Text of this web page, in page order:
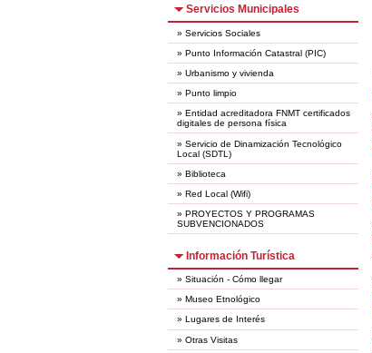
Servicios Municipales
» Servicios Sociales
» Punto Información Catastral (PIC)
» Urbanismo y vivienda
» Punto limpio
» Entidad acreditadora FNMT certificados
digitales de persona física
» Servicio de Dinamización Tecnológico
Local (SDTL)
» Biblioteca
» Red Local (Wifi)
» PROYECTOS Y PROGRAMAS
SUBVENCIONADOS
Información Turística
» Situación - Cómo llegar
» Museo Etnológico
» Lugares de Interés
» Otras Visitas